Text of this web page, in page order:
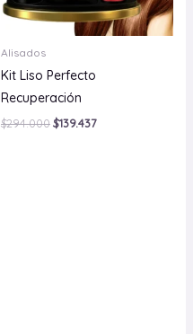
Alisados
Kit Liso Perfecto
Recuperación
$294.000$139.437